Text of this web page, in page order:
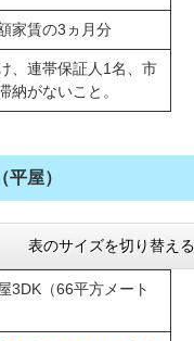
家賃の3ヵ月分
、連帯保証人1名、市
納がないこと。
平屋）
表のサイズを切り替える
3DK（66平方メート